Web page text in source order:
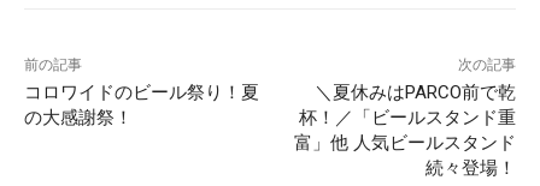
前の記事
コロワイドのビール祭り！夏
の大感謝祭！
次の記事
＼夏休みはPARCO前で乾
杯！／「ビールスタンド重
富」他 人気ビールスタンド
続々登場！